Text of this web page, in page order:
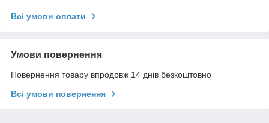
Всі умови оплати
Умови повернення
Повернення товару впродовж 14 днів безкоштовно
Всі умови повернення